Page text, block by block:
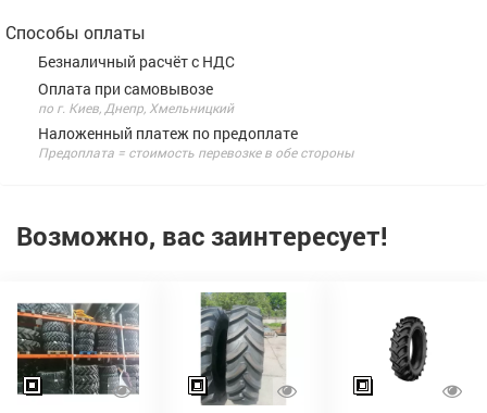
Способы оплаты
Безналичный расчёт с НДС
Оплата при самовывозе
по г. Киев, Днепр, Хмельницкий
Наложенный платеж по предоплате
Предоплата = стоимость перевозке в обе стороны
Возможно, вас заинтересует!